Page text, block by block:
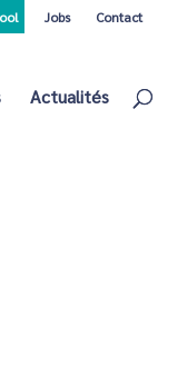
Jobs Contact
Actualités